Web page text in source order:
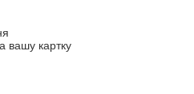
вашу картку